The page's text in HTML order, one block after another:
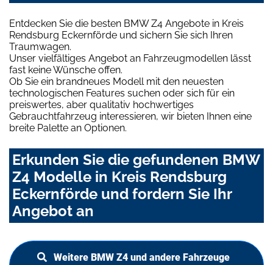
Entdecken Sie die besten BMW Z4 Angebote in Kreis
Rendsburg Eckernförde und sichern Sie sich Ihren
Traumwagen.
Unser vielfältiges Angebot an Fahrzeugmodellen lässt
fast keine Wünsche offen.
Ob Sie ein brandneues Modell mit den neuesten
technologischen Features suchen oder sich für ein
preiswertes, aber qualitativ hochwertiges
Gebrauchtfahrzeug interessieren, wir bieten Ihnen eine
breite Palette an Optionen.
Erkunden Sie die gefundenen BMW
Z4 Modelle in Kreis Rendsburg
Eckernförde und fordern Sie Ihr
Angebot an
Weitere BMW Z4 und andere Fahrzeuge